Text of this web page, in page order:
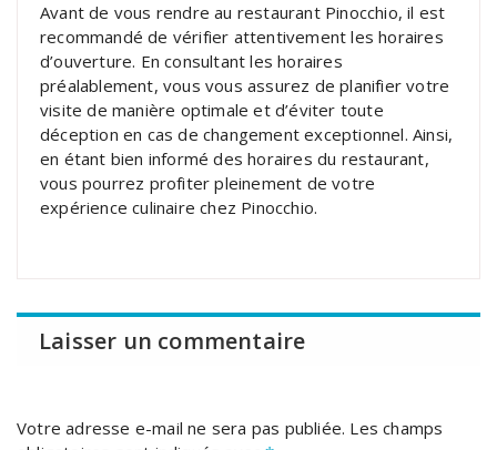
Avant de vous rendre au restaurant Pinocchio, il est
recommandé de vérifier attentivement les horaires
d’ouverture. En consultant les horaires
préalablement, vous vous assurez de planifier votre
visite de manière optimale et d’éviter toute
déception en cas de changement exceptionnel. Ainsi,
en étant bien informé des horaires du restaurant,
vous pourrez profiter pleinement de votre
expérience culinaire chez Pinocchio.
Laisser un commentaire
Votre adresse e-mail ne sera pas publiée. Les champs